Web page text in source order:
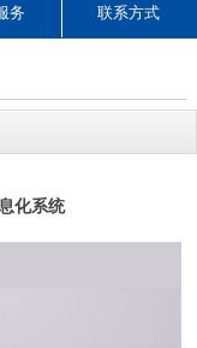
务 联系方式
化系统